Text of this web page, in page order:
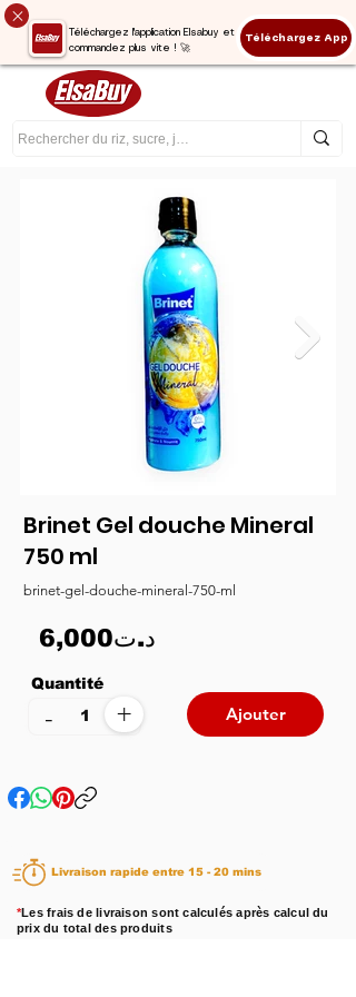
Téléchargez l'application Elsabuy et
commandez plus vite ! 🚀
Téléchargez App
Brinet Gel douche Mineral
750 ml
brinet-gel-douche-mineral-750-ml
6,000د.ت
Quantité
+
- Ajouter
Livraison rapide entre 15 - 20 mins
*Les frais de livraison sont calculés après calcul du
prix du total des produits